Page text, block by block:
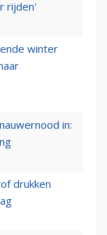
rijden'
winter
in:
drukken